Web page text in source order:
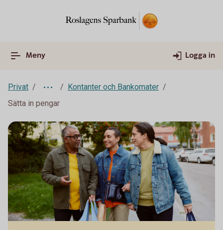
Meny Logga in
Privat
Kontanter och Bankomater
Sätta in pengar